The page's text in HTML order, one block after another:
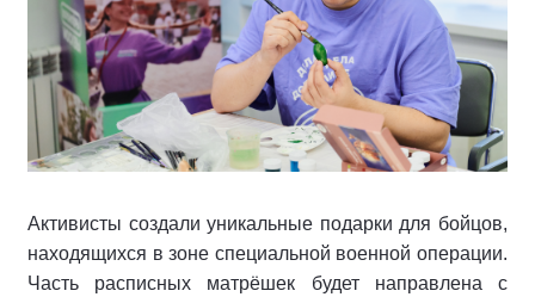
Активисты создали уникальные подарки для бойцов,
находящихся в зоне специальной военной операции.
Часть расписных матрёшек будет направлена с